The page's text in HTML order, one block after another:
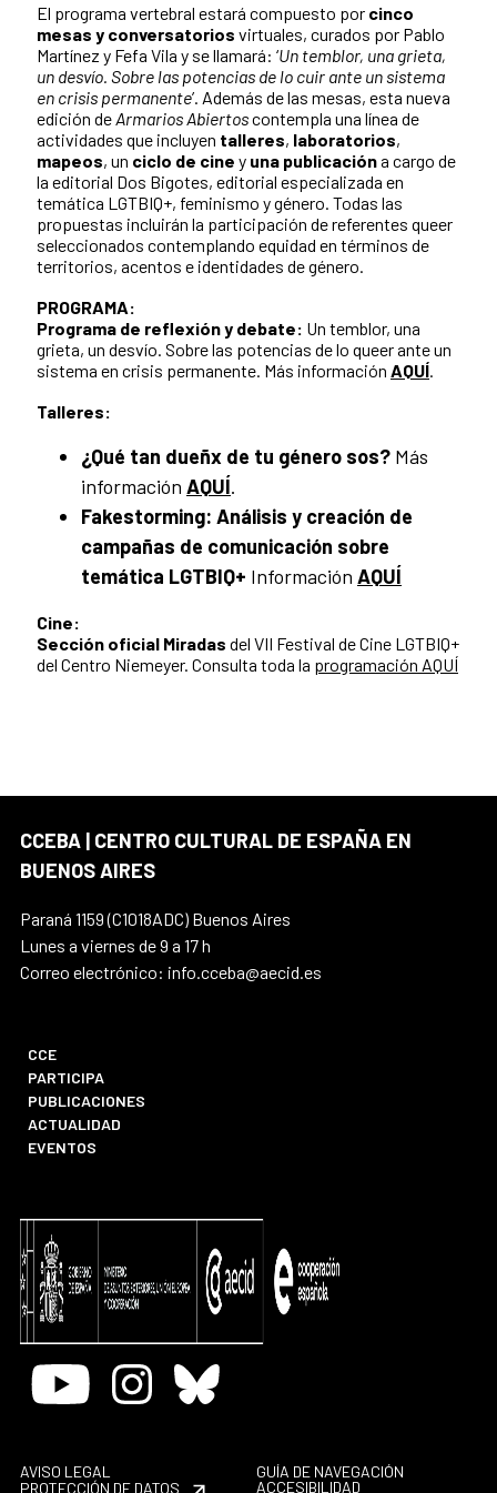
El programa vertebral estará compuesto por cinco
mesas y conversatorios virtuales, curados por Pablo
Martínez y Fefa Vila y se llamará: ‘Un temblor, una grieta,
un desvío. Sobre las potencias de lo cuir ante un sistema
en crisis permanente’. Además de las mesas, esta nueva
edición de Armarios Abiertoscontempla una línea de
actividades que incluyen talleres, laboratorios,
mapeos, un ciclo de cine y una publicacióna cargo de
la editorial Dos Bigotes, editorial especializada en
temática LGTBIQ+, feminismo y género. Todas las
propuestas incluirán la participación de referentes queer
seleccionados contemplando equidad en términos de
territorios, acentos e identidades de género.
PROGRAMA:
Programa de reflexión y debate: Un temblor, una
grieta, un desvío. Sobre las potencias de lo queer ante un
sistema en crisis permanente. Más información AQUÍ
Talleres:
¿Qué tan dueñx de tu género sos? Más
información AQUÍ.
Fakestorming: Análisis y creación de
campañas de comunicación sobre
temática LGTBIQ+ Información AQUÍ
Cine:
Sección oficial Miradas del VII Festival de Cine LGTBIQ+
del Centro Niemeyer. Consulta toda la programación AQUÍ
CCEBA | CENTRO CULTURAL DE ESPAÑA EN
BUENOS AIRES
Paraná 1159 (C1018ADC) Buenos Aires
Lunes a viernes de 9 a 17 h
Correo electrónico: info.cceba@aecid.es
CCE
PARTICIPA
PUBLICACIONES
ACTUALIDAD
EVENTOS
Youtube InstagramBluesky
AVISO LEGAL
PROTECCIÓN DE DATOS
GUÍA DE NAVEGACIÓN
ACCESIBILIDAD